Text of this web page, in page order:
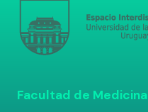
Facultad de Medicina